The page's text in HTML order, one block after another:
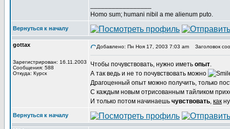
Homo sum; humani nibil a me alienum puto.
Вернуться к началу
gottax
Зарегистрирован: 16.11.2003
Сообщения: 588
Откуда: Курск
Добавлено: Пн Ноя 17, 2003 7:03 am Заголовок
Чтобы почувствовать, нужно иметь опыт.
А так ведь и не то почувствовать можно
Драгоценный опыт можно получить, только
С каждым новым отрисованным тайликом
И только потом начинаешь чувствовать, как
Вернуться к началу